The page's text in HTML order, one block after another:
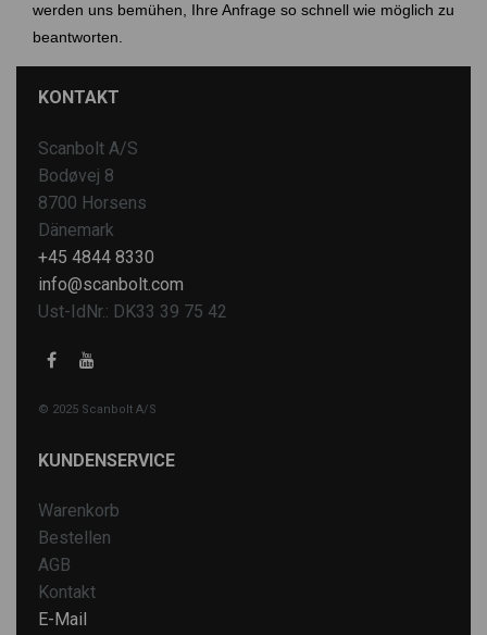
werden uns bemühen, Ihre Anfrage so schnell wie möglich zu
beantworten.
KONTAKT
Scanbolt A/S
Bodøvej 8
8700 Horsens
Dänemark
+45 4844 8330
info@scanbolt.com
Ust-IdNr.: DK33 39 75 42
© 2025 Scanbolt A/S
KUNDENSERVICE
Warenkorb
Bestellen
AGB
Kontakt
E-Mail